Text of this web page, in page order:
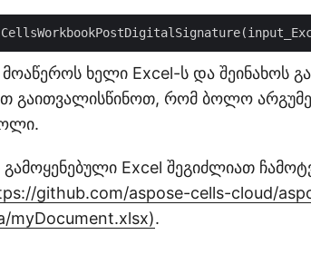
ხელი Excel-ს და შეინახოს
გაითვალისწინოთ, რომ ბოლო
Excel შეგიძლიათ
github.com/aspose-cells-cloud/
myDocument.xlsx).